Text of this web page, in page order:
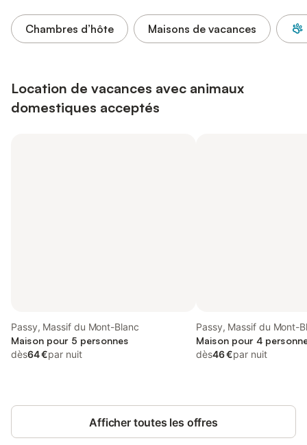
Chambres d’hôte Maisons de vacances
Location de vacances avec animaux
domestiques acceptés
Passy, Massif du Mont-Blanc
Maison pour 5 personnes
dès64 €par nuit
Passy, Massif du Mont-
Maison pour 4
dès46 €par nuit
Afficher toutes les offres